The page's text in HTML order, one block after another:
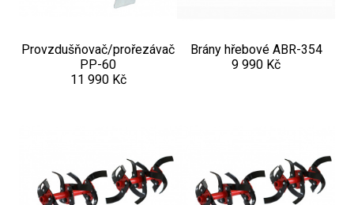
Provzdušňovač/prořezávač
PP-60
11 990 Kč
Brány hřebové ABR-354
9 990 Kč